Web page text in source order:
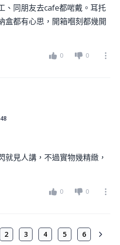
、同朋友去cafe都啱戴。耳托
盒都有心思，開箱嗰刻都幾開
0 0
見人講，不過實物幾精緻，
0 0
2 3 4 5 6